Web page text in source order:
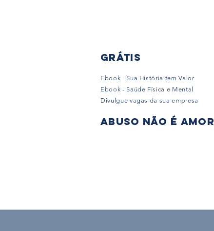
Grátis
Ebook - Sua História tem Valor
Ebook - Saúde Física e Mental
Divulgue vagas da sua empresa
Abuso não é amor